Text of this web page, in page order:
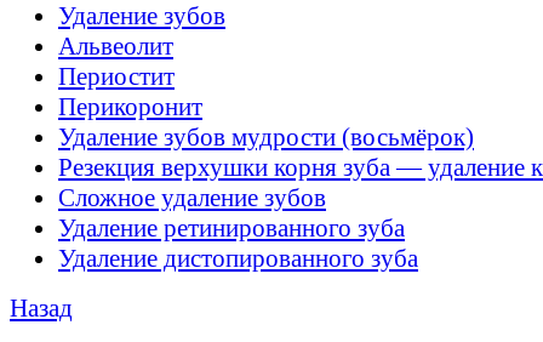
Удаление зубов
Альвеолит
Периостит
Перикоронит
Удаление зубов мудрости (восьмёрок)
Резекция верхушки корня зуба — удаление
Сложное удаление зубов
Удаление ретинированного зуба
Удаление дистопированного зуба
Назад